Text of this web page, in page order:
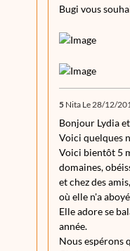
Bugi vous
5 Nita Le 28/12/
Bonjour Lydia
Voici quelques
Voici bientôt 5
domaines,
et chez des
où elle n'a
Elle adore se
année.
Nous espérons